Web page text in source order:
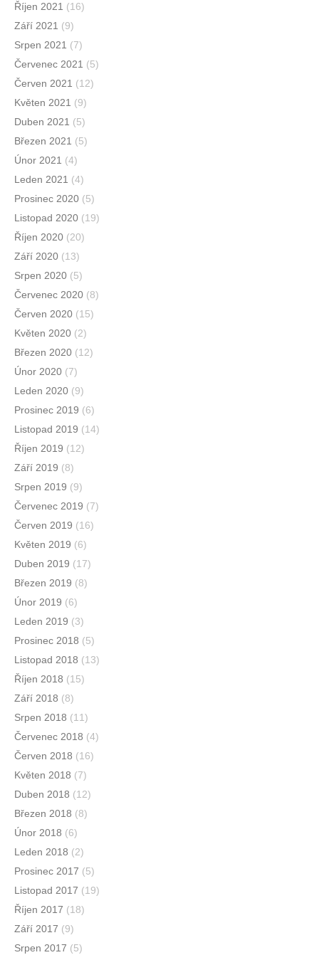
Říjen 2021 (16)
Září 2021 (9)
Srpen 2021 (7)
Červenec 2021 (5)
Červen 2021 (12)
Květen 2021 (9)
Duben 2021 (5)
Březen 2021 (5)
Únor 2021 (4)
Leden 2021 (4)
Prosinec 2020 (5)
Listopad 2020 (19)
Říjen 2020 (20)
Září 2020 (13)
Srpen 2020 (5)
Červenec 2020 (8)
Červen 2020 (15)
Květen 2020 (2)
Březen 2020 (12)
Únor 2020 (7)
Leden 2020 (9)
Prosinec 2019 (6)
Listopad 2019 (14)
Říjen 2019 (12)
Září 2019 (8)
Srpen 2019 (9)
Červenec 2019 (7)
Červen 2019 (16)
Květen 2019 (6)
Duben 2019 (17)
Březen 2019 (8)
Únor 2019 (6)
Leden 2019 (3)
Prosinec 2018 (5)
Listopad 2018 (13)
Říjen 2018 (15)
Září 2018 (8)
Srpen 2018 (11)
Červenec 2018 (4)
Červen 2018 (16)
Květen 2018 (7)
Duben 2018 (12)
Březen 2018 (8)
Únor 2018 (6)
Leden 2018 (2)
Prosinec 2017 (5)
Listopad 2017 (19)
Říjen 2017 (18)
Září 2017 (9)
Srpen 2017 (5)